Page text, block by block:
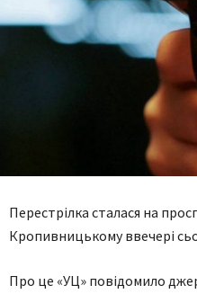
Перестрілка сталася на
Кропивницькому ввечері
Про це «УЦ» повідомило